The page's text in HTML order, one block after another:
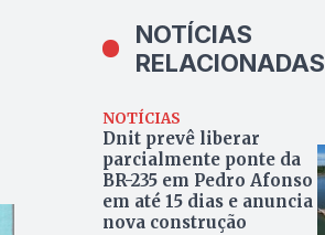
NOTÍCIAS
RELACIONADAS
NOTÍCIAS
Dnit prevê liberar
parcialmente ponte da
BR-235 em Pedro Afonso
em até 15 dias e anuncia
nova construção